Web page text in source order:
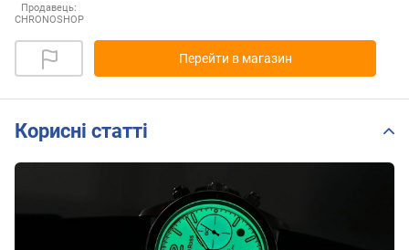
Продавець:
CHRONOSHOP
Перейти в магазин
Корисні статті